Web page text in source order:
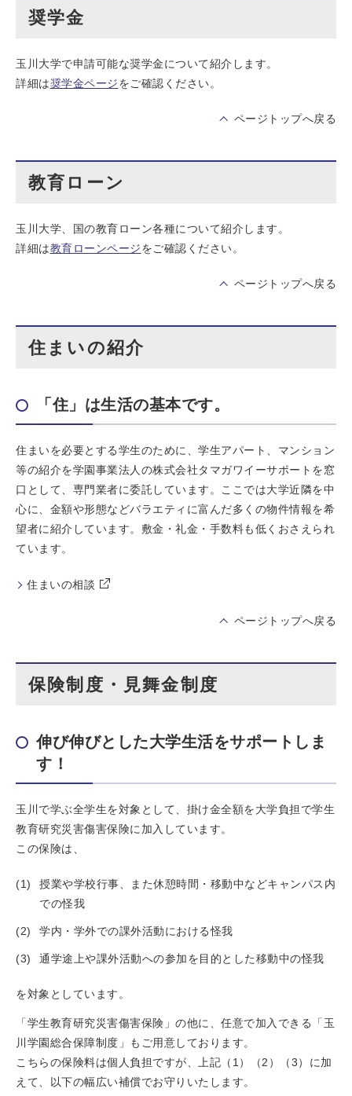
奨学金
玉川大学で申請可能な奨学金について紹介します。
詳細は奨学金ページをご確認ください。
ページトップへ戻る
教育ローン
玉川大学、国の教育ローン各種について紹介します。
詳細は教育ローンページをご確認ください。
ページトップへ戻る
住まいの紹介
「住」は生活の基本です。
住まいを必要とする学生のために、学生アパート、マンション
等の紹介を学園事業法人の株式会社タマガワイーサポートを窓
口として、専門業者に委託しています。ここでは大学近隣を中
心に、金額や形態などバラエティに富んだ多くの物件情報を希
望者に紹介しています。敷金・礼金・手数料も低くおさえられ
ています。
住まいの相談
ページトップへ戻る
保険制度・見舞金制度
伸び伸びとした大学生活をサポートしま
す！
玉川で学ぶ全学生を対象として、掛け金全額を大学負担で学生
教育研究災害傷害保険に加入しています。
この保険は、
授業や学校行事、また休憩時間・移動中などキャンパス内
での怪我
学内・学外での課外活動における怪我
通学途上や課外活動への参加を目的とした移動中の怪我
を対象としています。
「学生教育研究災害傷害保険」の他に、任意で加入できる「玉
川学園総合保障制度」もご用意しております。
こちらの保険料は個人負担ですが、上記（1）（2）（3）に加
えて、以下の幅広い補償でお守りいたします。